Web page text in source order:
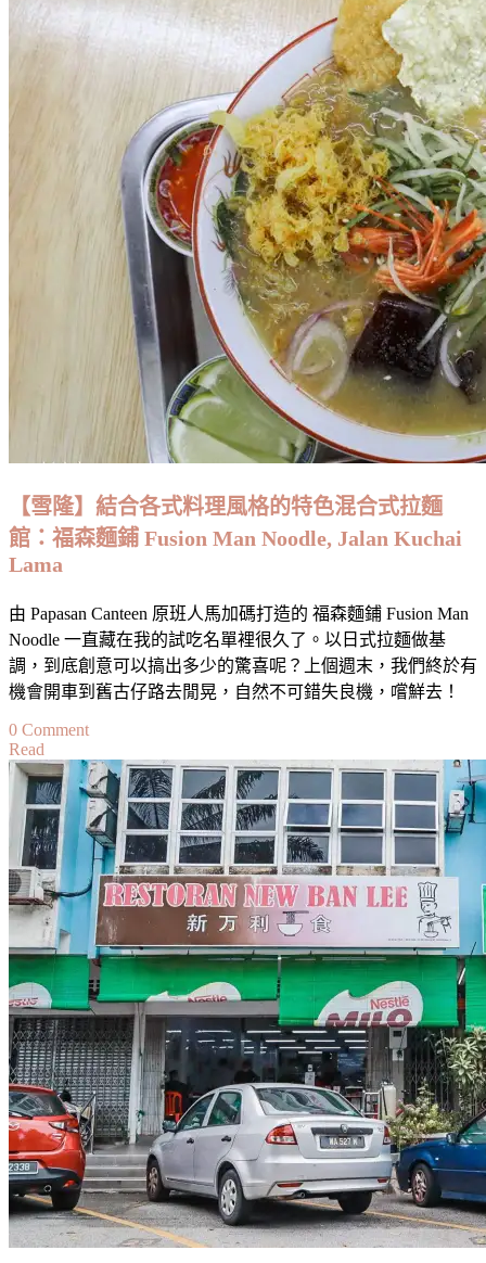
Most
Recommended
Rabbit
Vittoriosa：
七
十
老
店
燉
兔
肉
料
【雪隆】結合各式料理風格的特色混合式拉麵
館：福森麵鋪 Fusion Man Noodle, Jalan Kuchai
Lama
由 Papasan Canteen 原班人馬加碼打造的 福森麵鋪 Fusion Man
Noodle 一直藏在我的試吃名單裡很久了。以日式拉麵做基
調，到底創意可以搞出多少的驚喜呢？上個週末，我們終於有
機會開車到舊古仔路去閒晃，自然不可錯失良機，嚐鮮去！
0 Commenton
隆】
結
合
各
式
料
理
風
格
的
特
色
混
合
式
拉
麵
館：
福
Read